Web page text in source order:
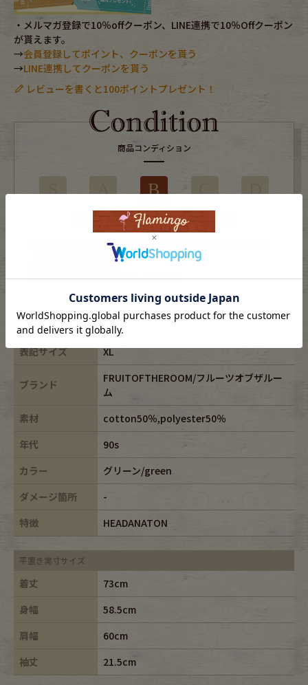
・メルマガ登録で10％offクーポン、LINE連携で10％Offクーポン
が貰えます。
→会員登録してポイント、クーポンを貰う
→LINE連携してクーポンを貰う
レビューを書くと100ポイントプレゼント！
商品コンディション
S A B C D
使用感はあるがダメージの少ない商品
※USEDですので使用感などございますが、まだまだご愛用していただけます。
古着という事をご理解の上ご注文よろしくお願いします。
※古着は洗濯、検品などのケアを行っております。
表記サイズ XL
ブランド
FRUITOFTHEROOM/フルーツオブザルー
ム
素材
cotton50％,polyester50％
年代
90s
カラー
グリーン/green
ダメージ箇所
-
特徴
HEADANATON
平置き実寸サイズ
着丈
73cm
身幅
58.5cm
肩幅
60cm
袖丈
21.5cm